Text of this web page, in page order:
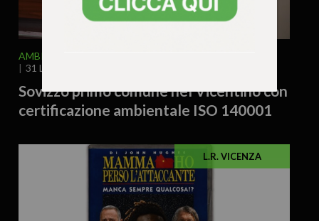
AMBIENTE
31 Luglio 2026 - 10.52
Sovizzo primo comune nel Vicentino con
certificazione ambientale ISO 140001
L.R. VICENZA